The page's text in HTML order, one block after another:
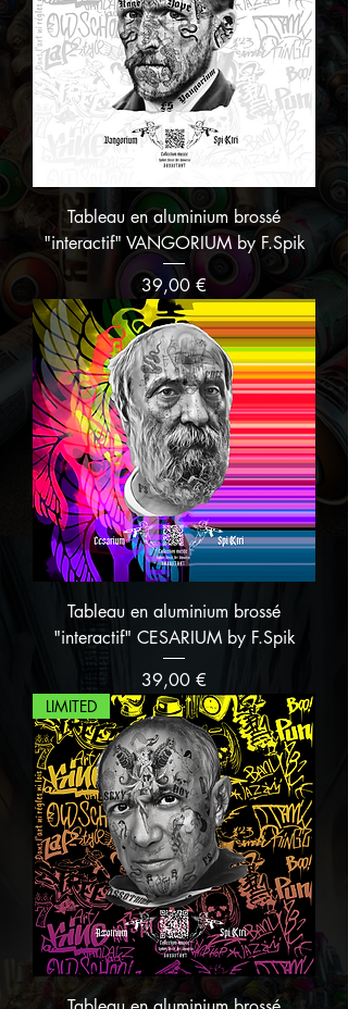
Tableau en aluminium brossé
"interactif" VANGORIUM by F.Spik
Prix
39,00 €
Tableau en aluminium brossé
"interactif" CESARIUM by F.Spik
Prix
39,00 €
LIMITED